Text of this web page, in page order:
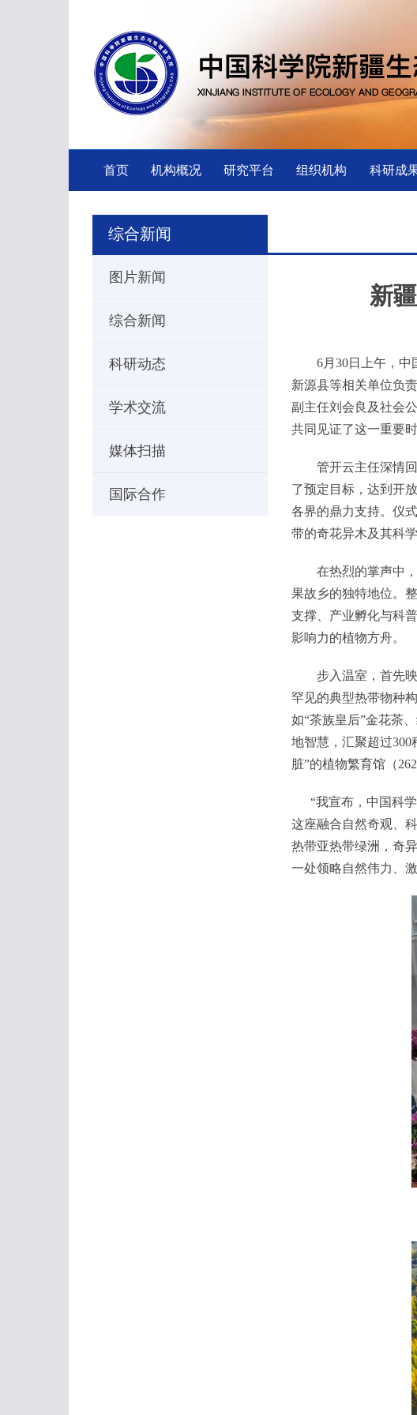
首页 机构概况 研究平台 组织机构 科研成
综合新闻
图片新闻
综合新闻
科研动态
学术交流
媒体扫描
国际合作
新
6月30日上午，中国
新源县等相关单位负
副主任刘会良及社会
共同见证了这一重要时
管开云主任深情回
了预定目标，达到开
各界的鼎力支持。仪
带的奇花异木及其科
在热烈的掌声中，
果故乡的独特地位。
支撑、产业孵化与科
影响力的植物方舟。
步入温室，首先映
罕见的典型热带物种
如“茶族皇后”金花茶
地智慧，汇聚超过
脏”的植物繁育馆（
“我宣布，中国科学
这座融合自然奇观、
热带亚热带绿洲，奇
一处领略自然伟力、